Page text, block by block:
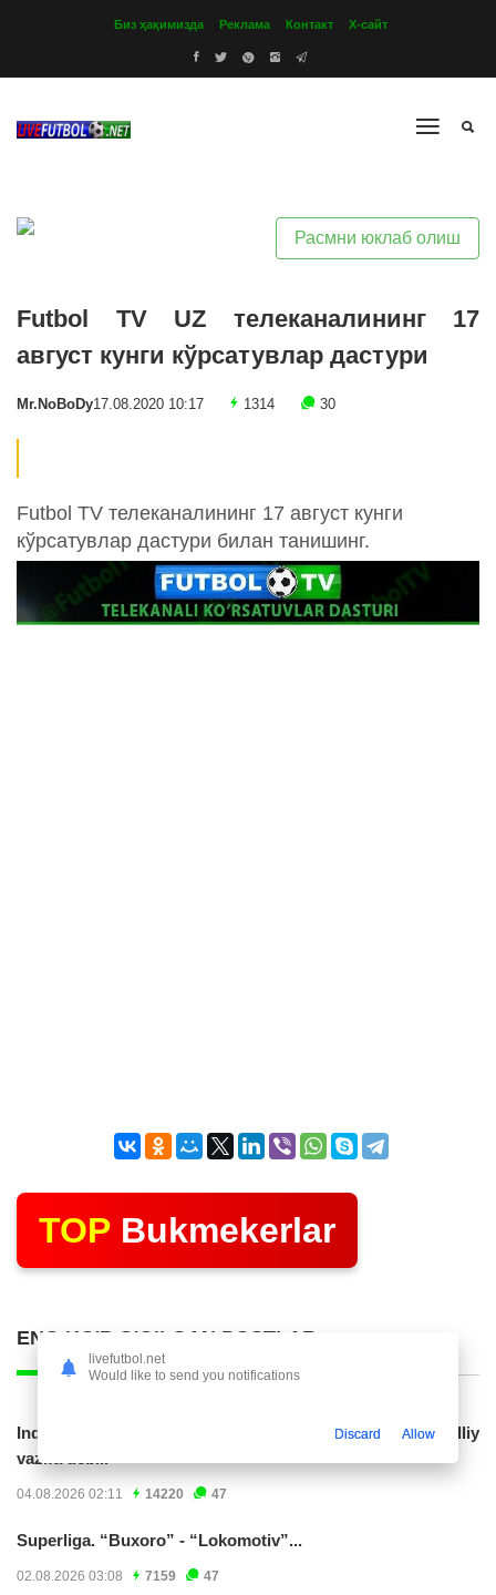
Биз ҳақимизда Реклама Контакт Х-сайт
Расмни юклаб олиш
Futbol TV UZ телеканалининг 17
август кунги кўрсатувлар дастури
Mr.NoBoDy17.08.2020 10:17 1314 30
Futbol TV телеканалининг 17 август кунги
кўрсатувлар дастури билан танишинг.
TOP Bukmekerlar
ENG KO'P O'QILGAN POSTLAR
Indoneziya prezidenti JCH-2030ga chiqishni umummilliy
vazifa deb...
04.08.2026 02:11 14220 47
Superliga. “Buxoro” - “Lokomotiv”...
02.08.2026 03:08 7159 47
livefutbol.net
Would like to send you notifications
Discard Allow